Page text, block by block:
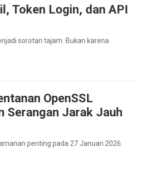
Token Login, dan API
sorotan tajam. Bukan karena
OpenSSL
Serangan Jarak Jauh
penting pada 27 Januari 2026.